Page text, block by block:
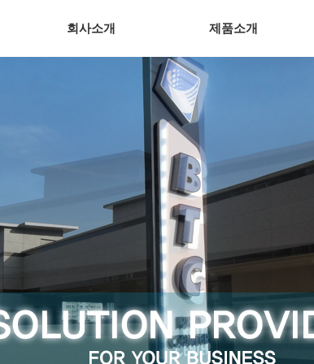
회사소개 제품소개